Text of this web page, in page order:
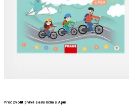
Proč zvolit právě sadu Učím s Apu?